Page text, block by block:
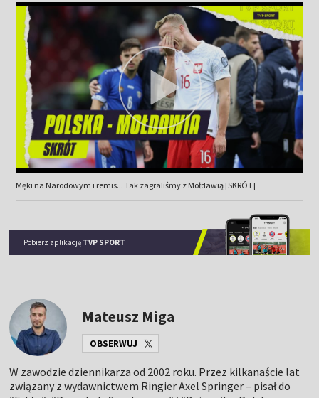
Męki na Narodowym i remis... Tak zagraliśmy z Mołdawią [SKRÓT]
Pobierz aplikację TVP SPORT
Mateusz Miga
OBSERWUJ
W zawodzie dziennikarza od 2002 roku. Przez kilkanaście lat
związany z wydawnictwem Ringier Axel Springer – pisał do